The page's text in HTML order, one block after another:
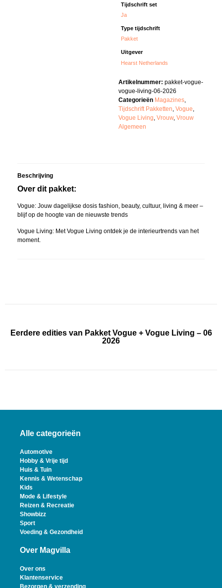
Tijdschrift set
Ja
Type tijdschrift
Pakket
Uitgever
Hearst Netherlands
Artikelnummer: pakket-vogue-
vogue-living-06-2026
Categorieën Magazines,
Tijdschrift Pakketten, Vogue,
Vogue Living, Vrouw, Vrouw
Algemeen
Beschrijving
Over dit pakket:
Vogue: Jouw dagelijkse dosis fashion, beauty, cultuur, living & meer –
blijf op de hoogte van de nieuwste trends
Vogue Living: Met Vogue Living ontdek je de interieurtrends van het
moment.
Eerdere edities van Pakket Vogue + Vogue Living – 06
2026
Alle categorieën
Automotive
Hobby & Vrije tijd
Huis & Tuin
Kennis & Wetenschap
Kids
Mode & Lifestyle
Reizen & Recreatie
Showbizz
Sport
Voeding & Gezondheid
Over Magvilla
Over ons
Klantenservice
Bezorgen & verzending